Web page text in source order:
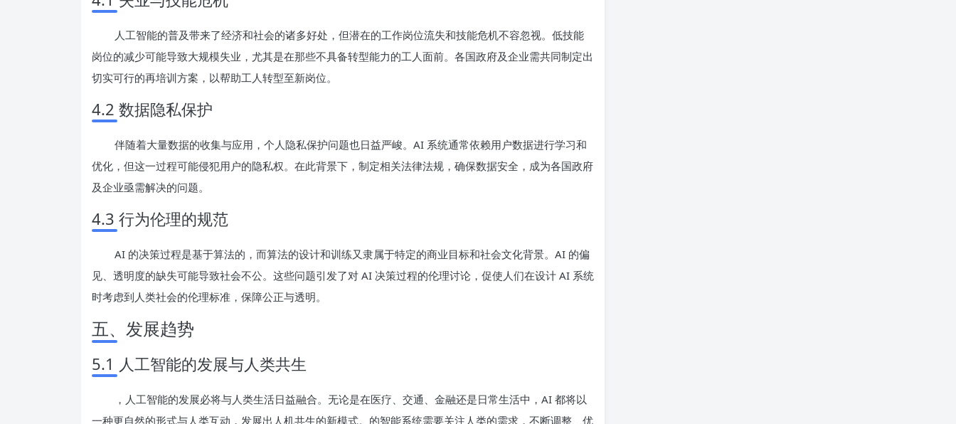
人工智能的普及带来了经济和社会的诸多好处，但潜在的工作岗位流失和技能危机不容忽视。低技能
岗位的减少可能导致大规模失业，尤其是在那些不具备转型能力的工人面前。各国政府及企业需共同制定出
切实可行的再培训方案，以帮助工人转型至新岗位。
4.2 数据隐私保护
伴随着大量数据的收集与应用，个人隐私保护问题也日益严峻。AI 系统通常依赖用户数据进行学习和
优化，但这一过程可能侵犯用户的隐私权。在此背景下，制定相关法律法规，确保数据安全，成为各国政府
及企业亟需解决的问题。
4.3 行为伦理的规范
AI 的决策过程是基于算法的，而算法的设计和训练又隶属于特定的商业目标和社会文化背景。AI 的偏
见、透明度的缺失可能导致社会不公。这些问题引发了对 AI 决策过程的伦理讨论，促使人们在设计 AI 系统
时考虑到人类社会的伦理标准，保障公正与透明。
五、发展趋势
5.1 人工智能的发展与人类共生
，人工智能的发展必将与人类生活日益融合。无论是在医疗、交通、金融还是日常生活中，AI 都将以
一种更自然的形式与人类互动，发展出人机共生的新模式。的智能系统需要关注人类的需求，不断调整、优